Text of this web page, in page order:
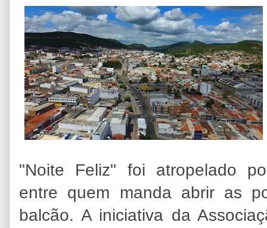
"Noite Feliz" foi atropelado
entre quem manda abrir as
balcão. A iniciativa da